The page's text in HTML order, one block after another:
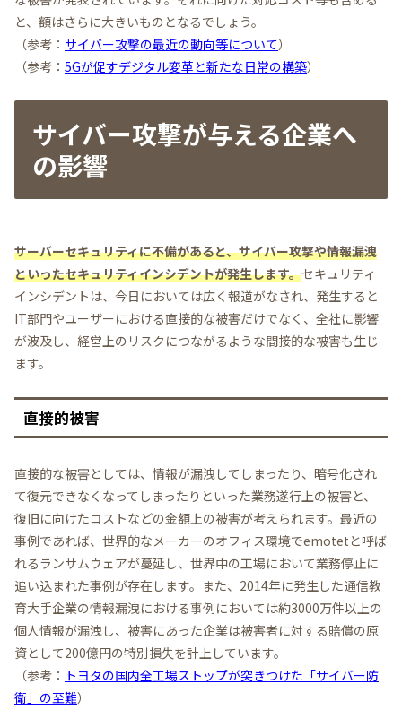
と、額はさらに大きいものとなるでしょう。
（参考： サイバー攻撃の最近の動向等について）
（参考： 5Gが促すデジタル変革と新たな日常の構築）
サイバー攻撃が与える企業へ
の影響
サーバーセキュリティに不備があると、サイバー攻撃や情報漏洩
といったセキュリティインシデントが発生します。セキュリティ
インシデントは、今日においては広く報道がなされ、発生すると
IT部門やユーザーにおける直接的な被害だけでなく、全社に影響
が波及し、経営上のリスクにつながるような間接的な被害も生じ
ます。
直接的被害
直接的な被害としては、情報が漏洩してしまったり、暗号化され
て復元できなくなってしまったりといった業務遂行上の被害と、
復旧に向けたコストなどの金額上の被害が考えられます。最近の
事例であれば、世界的なメーカーのオフィス環境でemotetと呼ば
れるランサムウェアが蔓延し、世界中の工場において業務停止に
追い込まれた事例が存在します。また、2014年に発生した通信教
育大手企業の情報漏洩における事例においては約3000万件以上の
個人情報が漏洩し、被害にあった企業は被害者に対する賠償の原
資として200億円の特別損失を計上しています。
（参考： トヨタの国内全工場ストップが突きつけた「サイバー防
衛」の至難）